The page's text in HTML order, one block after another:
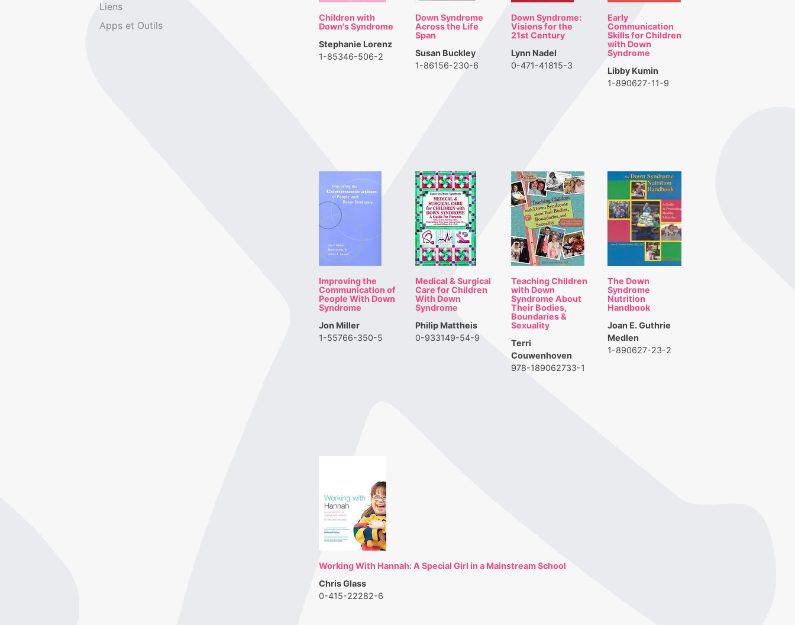
Liens
Apps et Outils
Children with
Down's Syndrome
Stephanie Lorenz
1-85346-506-2
Down Syndrome
Across the Life
Span
Susan Buckley
1-86156-230-6
Down Syndrome:
Visions for the
21st Century
Lynn Nadel
0-471-41815-3
Early
Communication
Skills for Children
with Down
Syndrome
Libby Kumin
1-890627-11-9
Improving the
Communication of
People With Down
Syndrome
Jon Miller
1-55766-350-5
Medical & Surgical
Care for Children
With Down
Syndrome
Philip Mattheis
0-933149-54-9
Teaching Children
with Down
Syndrome About
Their Bodies,
Boundaries &
Sexuality
Terri
Couwenhoven
978-189062733-1
The Down
Syndrome
Nutrition
Handbook
Joan E. Guthrie
Medlen
1-890627-23-2
Working With Hannah: A Special Girl in a Mainstream School
Chris Glass
0-415-22282-6